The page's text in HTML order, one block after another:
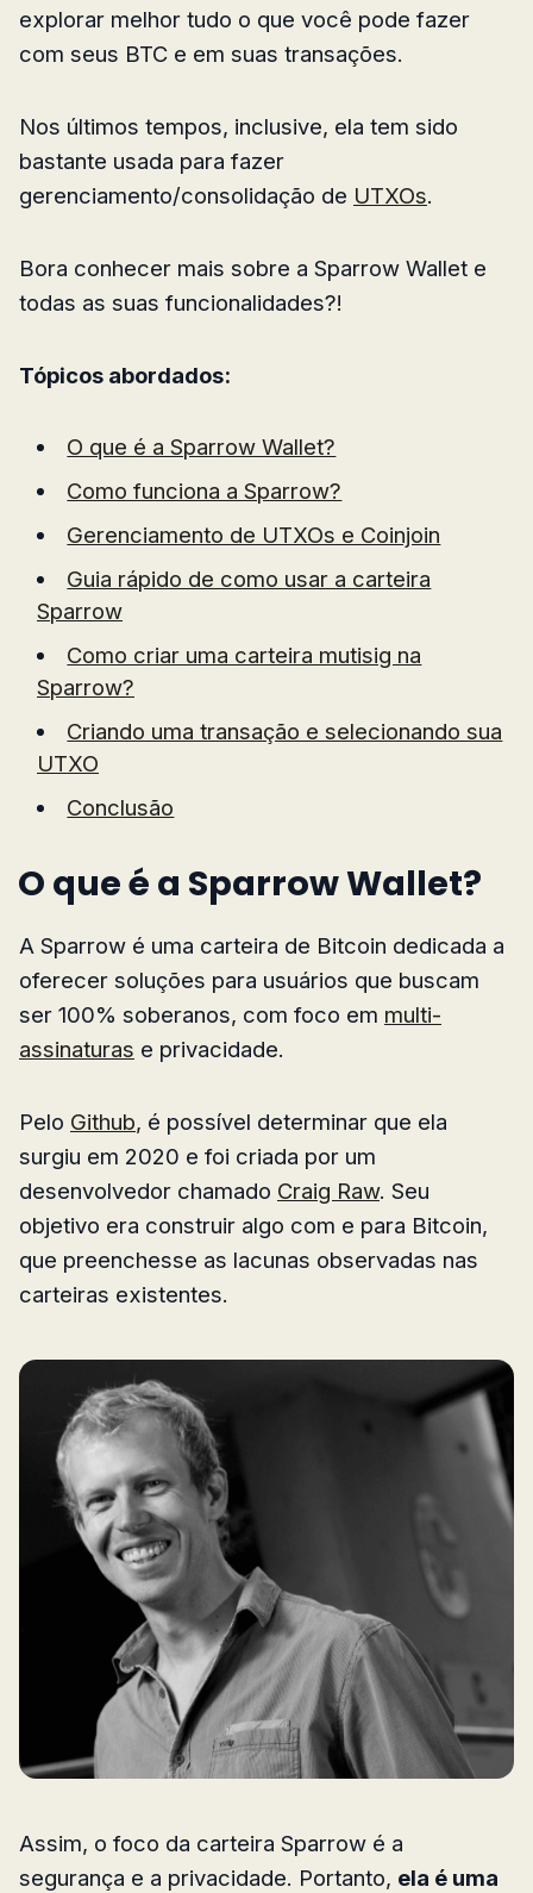
explorar melhor tudo o que você pode fazer
com seus BTC e em suas transações.
Nos últimos tempos, inclusive, ela tem sido
bastante usada para fazer
gerenciamento/consolidação de UTXOs.
Bora conhecer mais sobre a Sparrow Wallet e
todas as suas funcionalidades?!
Tópicos abordados:
O que é a Sparrow Wallet?
Como funciona a Sparrow?
Gerenciamento de UTXOs e Coinjoin
Guia rápido de como usar a carteira
Sparrow
Como criar uma carteira mutisig na
Sparrow?
Criando uma transação e selecionando sua
UTXO
Conclusão
O que é a Sparrow Wallet?
A Sparrow é uma carteira de Bitcoin dedicada a
oferecer soluções para usuários que buscam
ser 100% soberanos, com foco em multi-
assinaturas e privacidade.
Pelo Github, é possível determinar que ela
surgiu em 2020 e foi criada por um
desenvolvedor chamado Craig Raw. Seu
objetivo era construir algo com e para Bitcoin,
que preenchesse as lacunas observadas nas
carteiras existentes.
Assim, o foco da carteira Sparrow é a
segurança e a privacidade. Portanto, ela é uma